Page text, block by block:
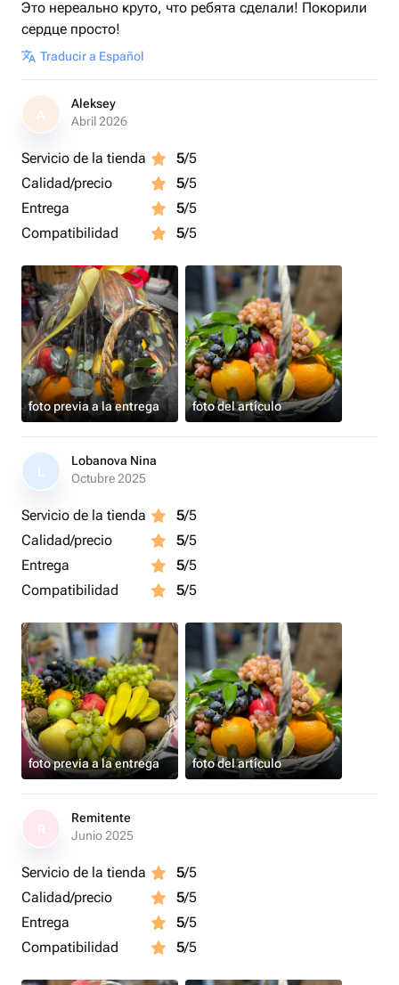
Это нереально круто, что ребята сделали! Покорили
сердце просто!
Traducir a Español
A
Aleksey
Abril 2026
Servicio de la tienda 5/5
Calidad/precio
5/5
Entrega
5/5
Compatibilidad
5/5
foto previa a la entrega foto del artículo
L
Lobanova Nina
Octubre 2025
Servicio de la tienda 5/5
Calidad/precio
5/5
Entrega
5/5
Compatibilidad
5/5
foto previa a la entrega foto del artículo
Remitente
Junio 2025
Servicio de la tienda 5/5
Calidad/precio
5/5
Entrega
5/5
Compatibilidad
5/5